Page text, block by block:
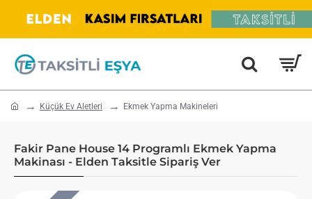
home Küçük Ev Aletleri Ekmek Yapma Makineleri
Fakir Pane House 14 Programlı Ekmek Yapma
Makinası - Elden Taksitle Sipariş Ver